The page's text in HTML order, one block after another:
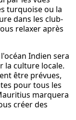
turquoise ou la
dans les club-
relaxer après
Indien sera
la culture locale.
être prévues,
pour tous les
marquera
créer des